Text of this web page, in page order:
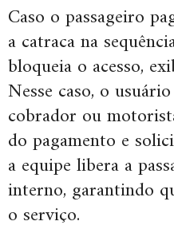
Caso o passageiro
a catraca na
bloqueia o acesso,
Nesse caso, o
cobrador ou
do pagamento e
a equipe libera a
interno, garantindo
o serviço.